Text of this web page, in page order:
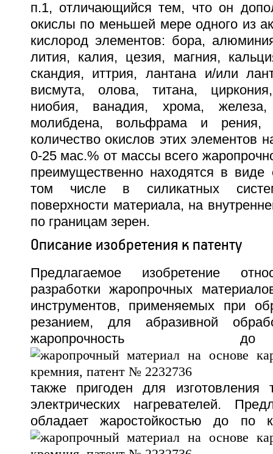
п.1, отличающийся тем, что он
окислы по меньшей мере одного из
кислород элементов: бора,
лития, калия, цезия, магния,
скандия, иттрия, лантана и/или
висмута, олова, титана,
ниобия, ванадия, хрома, железа,
молибдена, вольфрама и рения,
количество окислов этих элементов
0-25 маc.% от массы всего
преимущественно находятся в
том числе в силикатных
поверхности материала, на
по границам зерен.
Описание изобретения к патенту
Предлагаемое изобретение
разработки жаропрочных
инструментов, применяемых при
резанием, для абразивной
также пригоден для изготовления
электрических нагревателей.
обладает жаростойкостью до по